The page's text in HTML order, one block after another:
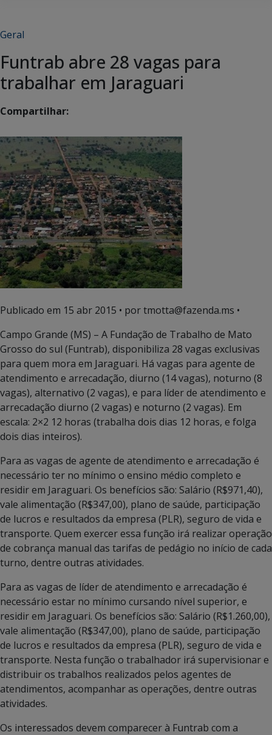
Geral
Funtrab abre 28 vagas para
trabalhar em Jaraguari
Compartilhar:
Publicado em 15 abr 2015 • por tmotta@fazenda.ms •
Campo Grande (MS) – A Fundação de Trabalho de Mato
Grosso do sul (Funtrab), disponibiliza 28 vagas exclusivas
para quem mora em Jaraguari. Há vagas para agente de
atendimento e arrecadação, diurno (14 vagas), noturno (8
vagas), alternativo (2 vagas), e para líder de atendimento e
arrecadação diurno (2 vagas) e noturno (2 vagas). Em
escala: 2×2 12 horas (trabalha dois dias 12 horas, e folga
dois dias inteiros).
Para as vagas de agente de atendimento e arrecadação é
necessário ter no mínimo o ensino médio completo e
residir em Jaraguari. Os benefícios são: Salário (R$971,40),
vale alimentação (R$347,00), plano de saúde, participação
de lucros e resultados da empresa (PLR), seguro de vida e
transporte. Quem exercer essa função irá realizar operação
de cobrança manual das tarifas de pedágio no início de cada
turno, dentre outras atividades.
Para as vagas de líder de atendimento e arrecadação é
necessário estar no mínimo cursando nível superior, e
residir em Jaraguari. Os benefícios são: Salário (R$1.260,00),
vale alimentação (R$347,00), plano de saúde, participação
de lucros e resultados da empresa (PLR), seguro de vida e
transporte. Nesta função o trabalhador irá supervisionar e
distribuir os trabalhos realizados pelos agentes de
atendimentos, acompanhar as operações, dentre outras
atividades.
Os interessados devem comparecer à Funtrab com a